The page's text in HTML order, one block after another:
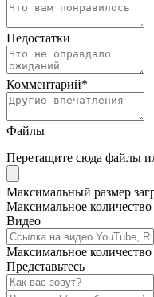
Недостатки
Комментарий*
Файлы
Перетащите сюда файлы
Максимальный размер
Максимальное
Видео
Максимальное
Представьтесь